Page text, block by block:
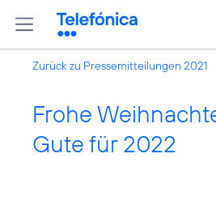
Zurück zu Pressemitteilungen 2021
Frohe
Gute für 2022